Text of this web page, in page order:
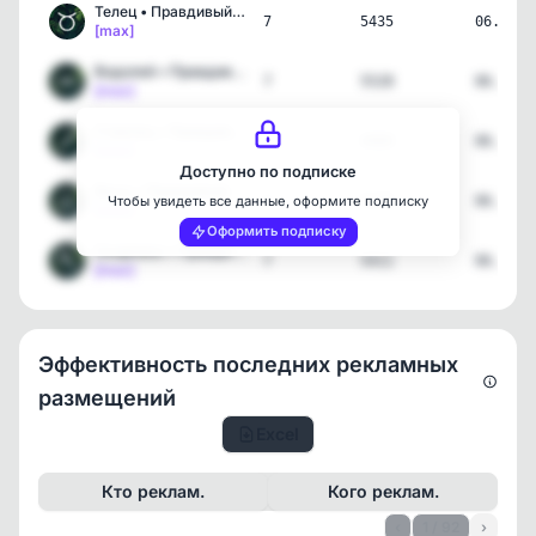
Телец • Правдивый гороск…
[max]
7 5435
7
[max]
7 5176
Скорпион • Правдивый гор…
7 5411
Доступно по подписке
Чтобы увидеть все данные, оформите подписку
Оформить подписку
Эффективность последних рекламных
размещений
Кто реклам. Кого реклам.
›